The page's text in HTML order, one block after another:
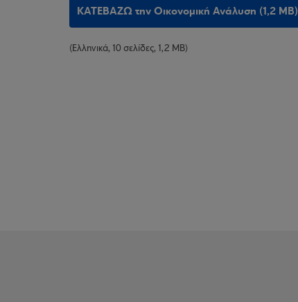
ΚΑΤΕΒΑΖΩ την Οικονομική Ανάλυση (1,2 MB)
(Ελληνικά, 10 σελίδες, 1,2 MB)